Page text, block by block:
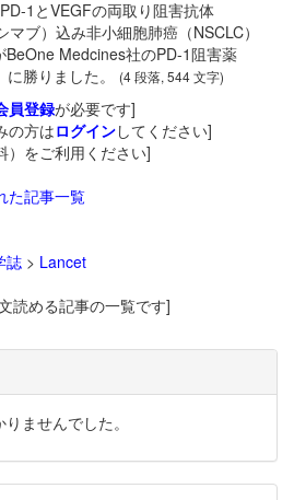
1とVEGFの両取り阻害抗体
ブ）込み非小細胞肺癌（NSCLC）
Medcines社のPD-1阻害薬
勝りました。
(4 段落, 544 文字)
員登録が必要です]
の方はログインしてください]
）をご利用ください]
た記事一覧
誌 > Lancet
読める記事の一覧です]
ませんでした。